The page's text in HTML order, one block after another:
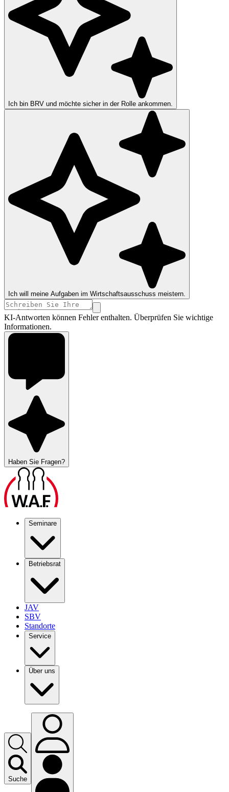
Ich bin BRV und möchte sicher in der Rolle ankommen.
Ich will meine Aufgaben im Wirtschaftsausschuss meistern.
KI-Antworten können Fehler enthalten. Überprüfen Sie wichtige
Informationen.
Haben Sie Fragen?
Seminare
Betriebsrat
JAV
SBV
Standorte
Service
Über uns
Suche